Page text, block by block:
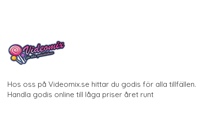
Hos oss på Videomix.se hittar du godis för alla tillfällen.
Handla godis online till låga priser året runt